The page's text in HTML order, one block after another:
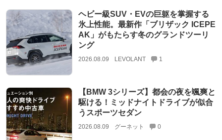
ヘビー級SUV・EVの巨躯を掌握する
氷上性能。最新作「ブリザック ICEPE
AK」がもたらす冬のグランドツーリ
ング
2026.08.09 LEVOLANT 1
【BMW 3シリーズ】都会の夜を颯爽と
駆ける！ミッドナイトドライブが似合
うスポーツセダン
2026.08.09 グーネット 0